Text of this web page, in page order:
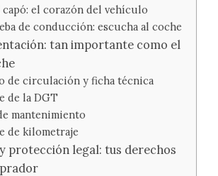
capó: el corazón del vehículo
de conducción: escucha al coche
tan importante como el
de circulación y ficha técnica
de la DGT
mantenimiento
de kilometraje
protección legal: tus derechos